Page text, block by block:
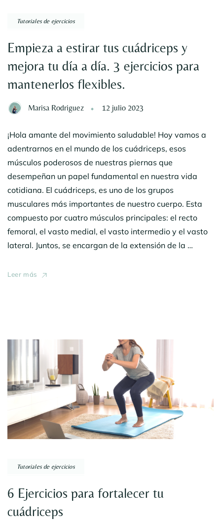
Tutoriales de ejercicios
Empieza a estirar tus cuádriceps y
mejora tu día a día. 3 ejercicios para
mantenerlos flexibles.
Marisa Rodriguez 12 julio 2023
¡Hola amante del movimiento saludable! Hoy vamos a
adentrarnos en el mundo de los cuádriceps, esos
músculos poderosos de nuestras piernas que
desempeñan un papel fundamental en nuestra vida
cotidiana. El cuádriceps, es uno de los grupos
musculares más importantes de nuestro cuerpo. Esta
compuesto por cuatro músculos principales: el recto
femoral, el vasto medial, el vasto intermedio y el vasto
lateral. Juntos, se encargan de la extensión de la …
Leer más
Tutoriales de ejercicios
6 Ejercicios para fortalecer tu
cuádriceps